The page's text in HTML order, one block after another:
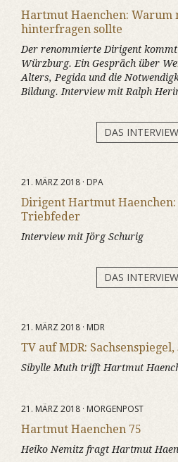
Hartmut Haenchen: Warum
hinterfragen sollte
Der renommierte Dirigent
Würzburg. Ein Gespräch über
Alters, Pegida und die
Bildung. Interview mit Ralph
DAS
21. MÄRZ 2018 · DPA
Dirigent Hartmut
Triebfeder
Interview mit Jörg Schurig
DAS
21. MÄRZ 2018 · MDR
TV auf MDR:
Sibylle Muth trifft Hartmut
21. MÄRZ 2018 · MORGENPOST
Hartmut Haenchen 75
Heiko Nemitz fragt Hartmut